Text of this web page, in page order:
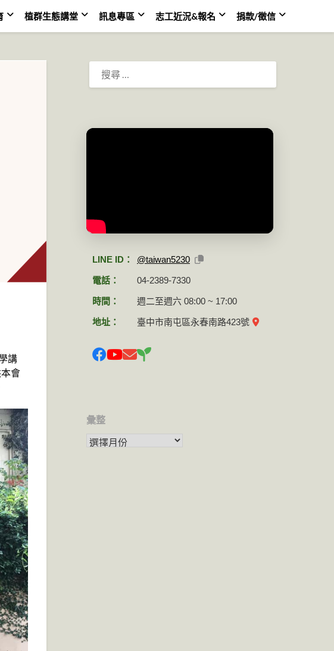
植群生態講堂 訊息專區 志工近況&報名 捐款/徵信
講
會
搜
尋：
LINE ID： @taiwan5230
電話： 04-2389-7330
時間： 週二至週六 08:00 ~ 17:00
地址： 臺中市南屯區永春南路423號
彙整
彙整